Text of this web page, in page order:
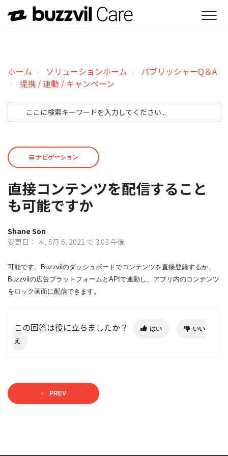
ホーム ソリューションホーム
パブリッシャーQ＆A
提携 / 連動 / キャンペーン
ナビゲーション
直接コンテンツを配信すること
も可能ですか
Shane Son
変更日： 木, 5月 6, 2021 で 3:03 午後
可能です。Buzzvilのダッシュボードでコンテンツを直接登録するか、
Buzzvilの広告プラットフォームとAPIで連動し、アプリ内のコンテンツ
をロック画面に配信できます。
この回答は役に立ちましたか？ はい
いい
え
PREV